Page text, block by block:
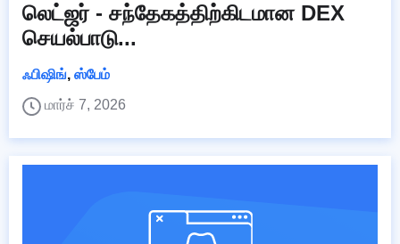
லெட்ஜர் - சந்தேகத்திற்கிடமான DEX
செயல்பாடு...
ஃபிஷிங், ஸ்பேம்
மார்ச் 7, 2026